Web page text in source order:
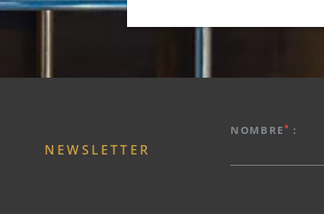
NOMBRE* :
NEWSLETTER
Avenida Tomás Cabreira 92, 8500-802